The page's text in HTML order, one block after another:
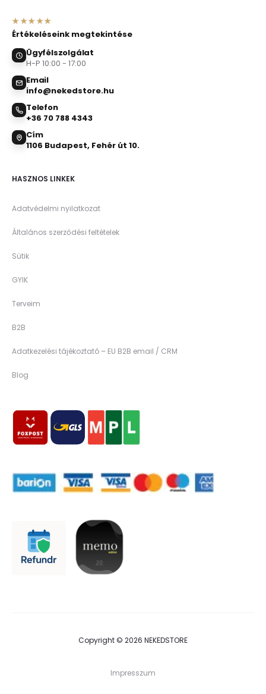
★★★★★
Értékeléseink megtekintése
Ügyfélszolgálat
H-P 10:00 - 17:00
Email
info@nekedstore.hu
Telefon
+36 70 788 4343
Cím
1106 Budapest, Fehér út 10.
HASZNOS LINKEK
Adatvédelmi nyilatkozat
Általános szerződési feltételek
Sütik
GYIK
Terveim
B2B
Adatkezelési tájékoztató – EU B2B email / CRM
Blog
Copyright © 2026 NEKEDSTORE
Impresszum